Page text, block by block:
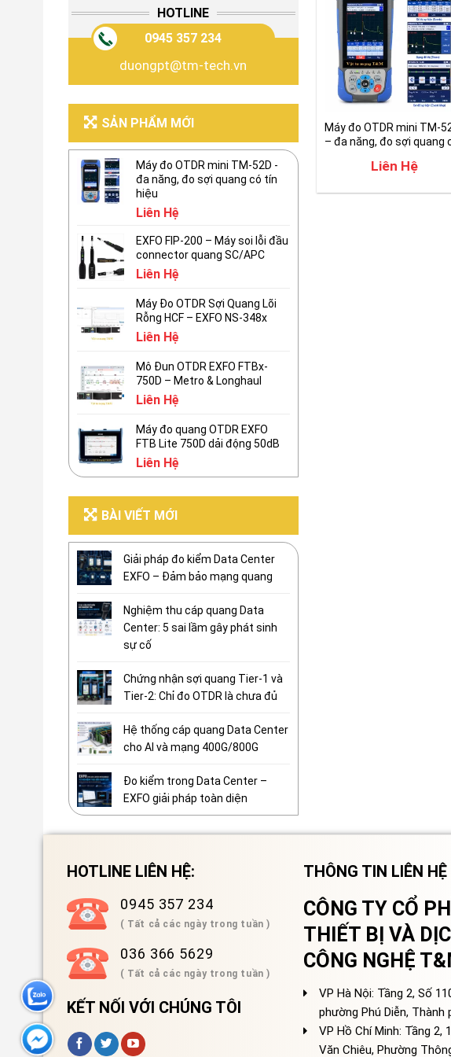
HOTLINE
0945 357 234
duongpt@tm-tech.vn
SẢN PHẨM MỚI
Máy đo OTDR mini TM-52D -
đa năng, đo sợi quang có tín
hiệu
Liên Hệ
EXFO FIP-200 – Máy soi lỗi đầu
connector quang SC/APC
Liên Hệ
Máy Đo OTDR Sợi Quang Lõi
Rỗng HCF – EXFO NS-348x
Liên Hệ
Mô Đun OTDR EXFO FTBx-
750D – Metro & Longhaul
Liên Hệ
Máy đo quang OTDR EXFO
FTB Lite 750D dải động 50dB
Liên Hệ
BÀI VIẾT MỚI
Giải pháp đo kiểm Data Center
EXFO – Đảm bảo mạng quang
Nghiệm thu cáp quang Data
Center: 5 sai lầm gây phát sinh
sự cố
Chứng nhận sợi quang Tier-1 và
Tier-2: Chỉ đo OTDR là chưa đủ
Hệ thống cáp quang Data Center
cho AI và mạng 400G/800G
Đo kiểm trong Data Center –
EXFO giải pháp toàn diện
Máy đo OTDR mini TM-
– đa năng, đo sợi quang
Liên Hệ
HOTLINE LIÊN HỆ:
0945 357 234
( Tất cả các ngày trong tuần )
036 366 5629
( Tất cả các ngày trong tuần )
KẾT NỐI VỚI CHÚNG TÔI
THÔNG TIN LIÊN HỆ
CÔNG TY CỔ
THIẾT BỊ VÀ
CÔNG NGHỆ
VP Hà Nội: Tầng 2, Số
phường Phú Diễn, Thành
VP Hồ Chí Minh: Tầng 2,
Văn Chiêu, Phường